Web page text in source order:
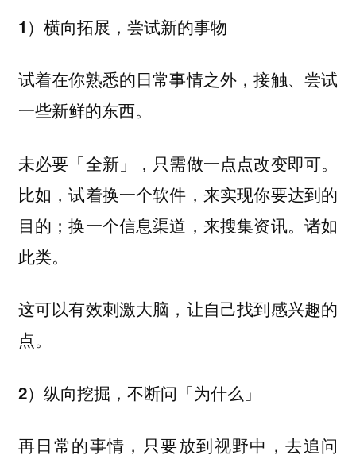
1）横向拓展，尝试新的事物
试着在你熟悉的日常事情之外，接触、尝试
一些新鲜的东西。
未必要「全新」，只需做一点点改变即可。
比如，试着换一个软件，来实现你要达到的
目的；换一个信息渠道，来搜集资讯。诸如
此类。
这可以有效刺激大脑，让自己找到感兴趣的
点。
2）纵向挖掘，不断问「为什么」
再日常的事情，只要放到视野中，去追问